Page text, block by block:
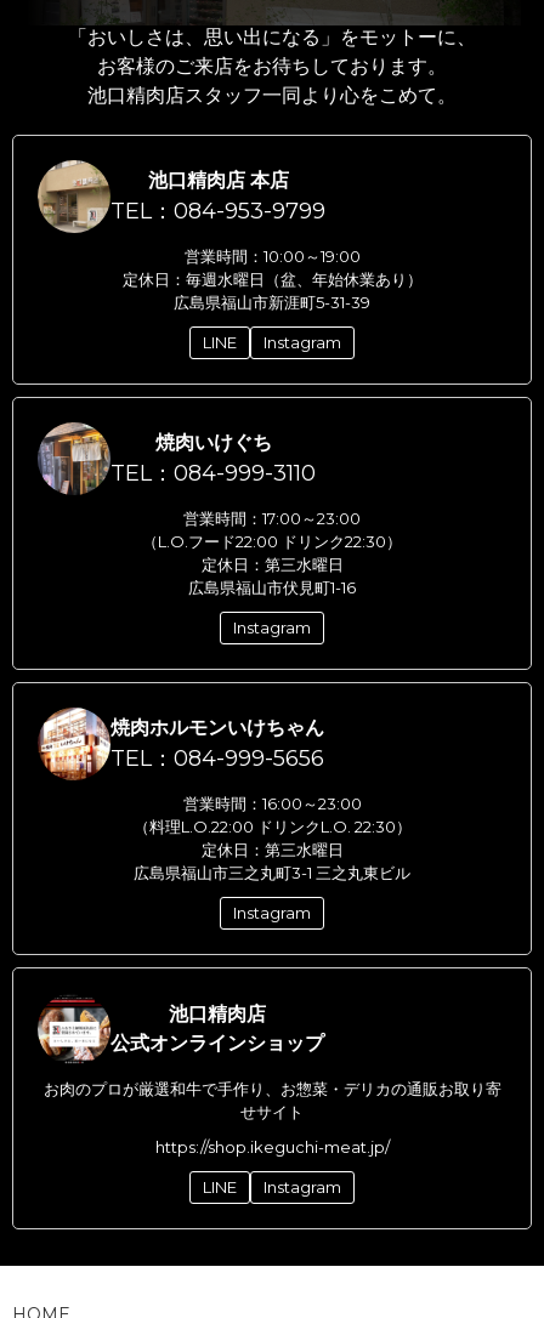
「おいしさは、思い出になる」をモットーに、
お客様のご来店をお待ちしております。
池口精肉店スタッフ一同より心をこめて。
池口精肉店 本店
TEL：084-953-9799
営業時間：10:00～19:00
定休日：毎週水曜日（盆、年始休業あり）
広島県福山市新涯町5-31-39
LINE Instagram
焼肉いけぐち
TEL：084-999-3110
営業時間：17:00～23:00
（L.O.フード22:00 ドリンク22:30）
定休日：第三水曜日
広島県福山市伏見町1-16
Instagram
焼肉ホルモンいけちゃん
TEL：084-999-5656
営業時間：16:00～23:00
（料理L.O.22:00 ドリンクL.O. 22:30）
定休日：第三水曜日
広島県福山市三之丸町3-1 三之丸東ビル
Instagram
池口精肉店
公式オンラインショップ
お肉のプロが厳選和牛で手作り、お惣菜・デリカの通販お取り寄
せサイト
https://shop.ikeguchi-meat.jp/
LINE Instagram